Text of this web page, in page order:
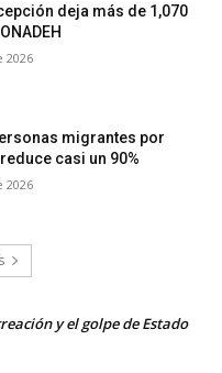
deja más de 1,070
2026
migrantes por
casi un 90%
2026
y el golpe de Estado